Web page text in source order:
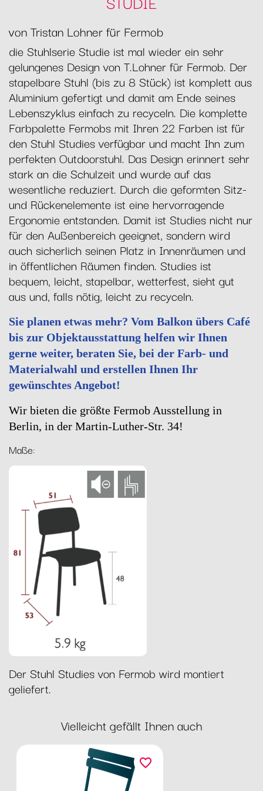
von Tristan Lohner für Fermob
die Stuhlserie Studie ist mal wieder ein sehr
gelungenes Design von T.Lohner für Fermob. Der
stapelbare Stuhl (bis zu 8 Stück) ist komplett aus
Aluminium gefertigt und damit am Ende seines
Lebenszyklus einfach zu recyceln. Die komplette
Farbpalette Fermobs mit Ihren 22 Farben ist für
den Stuhl Studies verfügbar und macht Ihn zum
perfekten Outdoorstuhl. Das Design erinnert sehr
stark an die Schulzeit und wurde auf das
wesentliche reduziert. Durch die geformten Sitz-
und Rückenelemente ist eine hervorragende
Ergonomie entstanden. Damit ist Studies nicht nur
für den Außenbereich geeignet, sondern wird
auch sicherlich seinen Platz in Innenräumen und
in öffentlichen Räumen finden. Studies ist
bequem, leicht, stapelbar, wetterfest, sieht gut
aus und, falls nötig, leicht zu recyceln.
Sie planen etwas mehr? Vom Balkon übers Café
bis zur Objektausstattung helfen wir Ihnen
gerne weiter, beraten Sie, bei der Farb- und
Materialwahl und erstellen Ihnen Ihr
gewünschtes Angebot!
Wir bieten die größte Fermob Ausstellung in
Berlin, in der Martin-Luther-Str. 34!
Maße:
Der Stuhl Studies von Fermob wird montiert
geliefert.
Vielleicht gefällt Ihnen auch
favorite_border